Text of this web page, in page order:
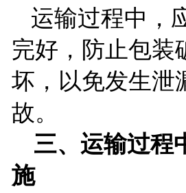
运输过程中，
完好，防止包装
坏，以免发生泄
故。
三、运输过程
施